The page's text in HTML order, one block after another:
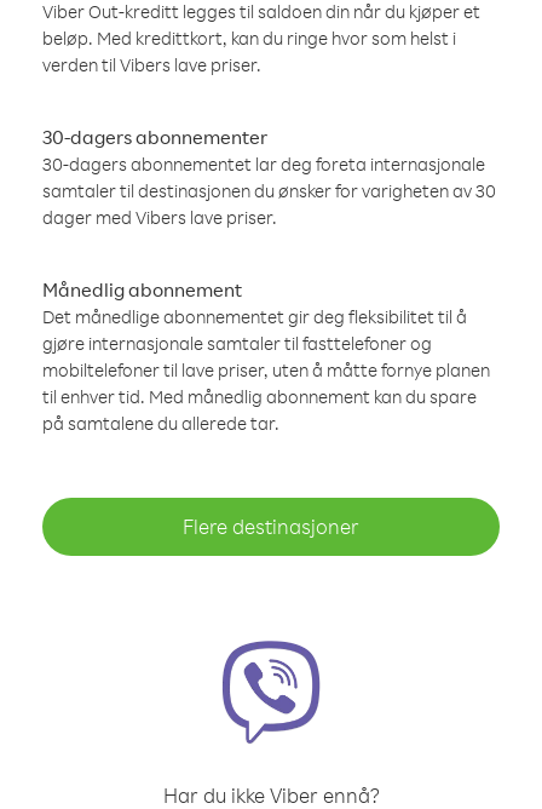
Viber Out-kreditt legges til saldoen din når du kjøper et
beløp. Med kredittkort, kan du ringe hvor som helst i
verden til Vibers lave priser.
30-dagers abonnementer
30-dagers abonnementet lar deg foreta internasjonale
samtaler til destinasjonen du ønsker for varigheten av 30
dager med Vibers lave priser.
Månedlig abonnement
Det månedlige abonnementet gir deg fleksibilitet til å
gjøre internasjonale samtaler til fasttelefoner og
mobiltelefoner til lave priser, uten å måtte fornye planen
til enhver tid. Med månedlig abonnement kan du spare
på samtalene du allerede tar.
Flere destinasjoner
Har du ikke Viber ennå?